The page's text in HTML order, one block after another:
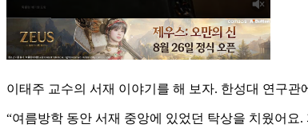
이태주 교수의 서재 이야기를 해 보자. 한성대 연구
“여름방학 동안 서재 중앙에 있었던 탁상을 치웠어